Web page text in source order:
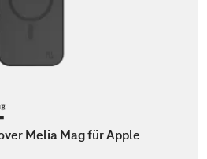
Melia Mag für Apple